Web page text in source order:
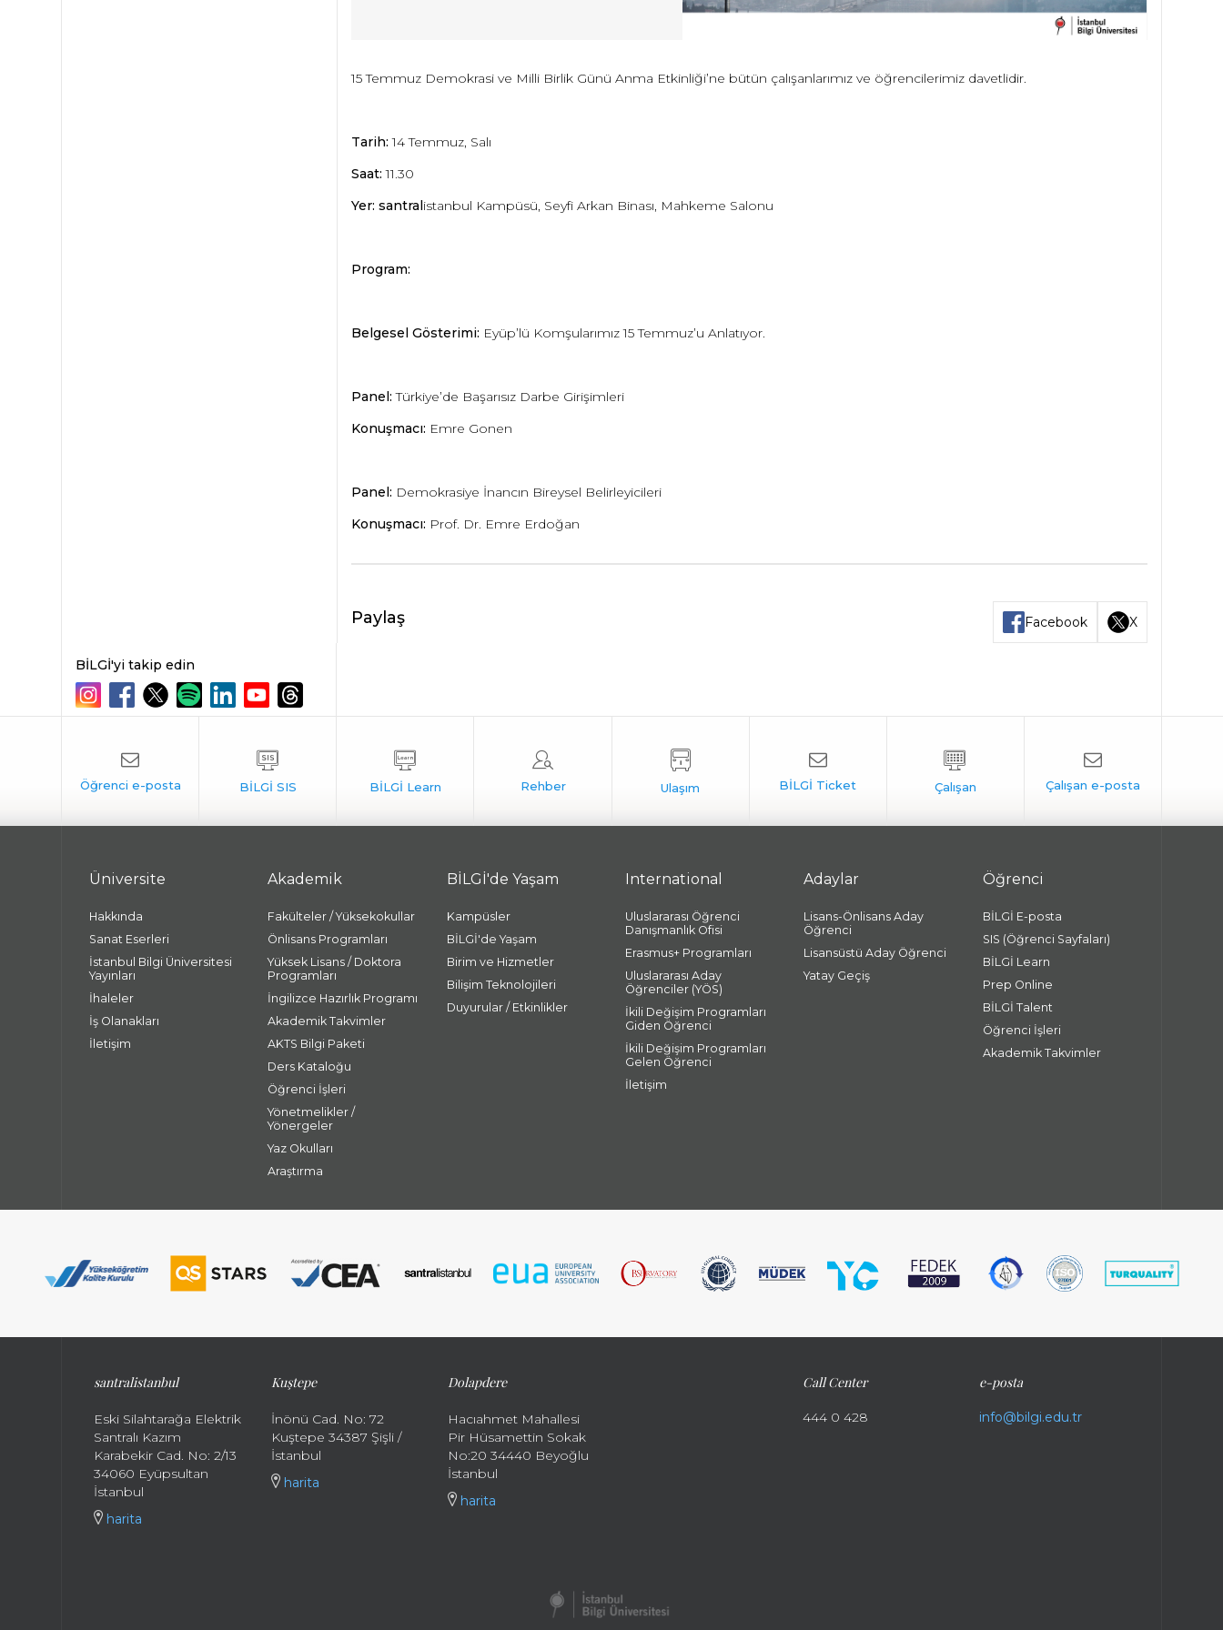
15 Temmuz Demokrasi ve Milli Birlik Günü Anma Etkinliği’ne bütün çalışanlarımız ve öğrencilerimiz davetlidir.
Tarih: 14 Temmuz, Salı
Saat: 11.30
Yer: santralistanbul Kampüsü, Seyfi Arkan Binası, Mahkeme Salonu
Program:
Belgesel Gösterimi: Eyüp’lü Komşularımız 15 Temmuz’u Anlatıyor.
Panel: Türkiye’de Başarısız Darbe Girişimleri
Konuşmacı: Emre Gonen
Panel: Demokrasiye İnancın Bireysel Belirleyicileri
Konuşmacı: Prof. Dr. Emre Erdoğan
Paylaş Facebook X
BİLGİ'yi takip edin
Üniversite
Hakkında
Sanat Eserleri
İstanbul Bilgi Üniversitesi
Yayınları
İhaleler
İş Olanakları
İletişim
Akademik
Fakülteler / Yüksekokullar
Önlisans Programları
Yüksek Lisans / Doktora
Programları
İngilizce Hazırlık Programı
Akademik Takvimler
AKTS Bilgi Paketi
Ders Kataloğu
Öğrenci İşleri
Yönetmelikler /
Yönergeler
Yaz Okulları
Araştırma
BİLGİ'de Yaşam
Kampüsler
BİLGİ'de Yaşam
Birim ve Hizmetler
Bilişim Teknolojileri
Duyurular / Etkinlikler
International
Uluslararası Öğrenci
Danışmanlık Ofisi
Erasmus+ Programları
Uluslararası Aday
Öğrenciler (YÖS)
İkili Değişim Programları
Giden Öğrenci
İkili Değişim Programları
Gelen Öğrenci
İletişim
Adaylar
Lisans-Önlisans Aday
Öğrenci
Lisansüstü Aday Öğrenci
Yatay Geçiş
Öğrenci
BİLGİ E-posta
SIS (Öğrenci Sayfaları)
BİLGİ Learn
Prep Online
BİLGİ Talent
Öğrenci İşleri
Akademik Takvimler
santralistanbul
Eski Silahtarağa Elektrik
Santralı Kazım
Karabekir Cad. No: 2/13
34060 Eyüpsultan
İstanbul
harita
Kuştepe
İnönü Cad. No: 72
Kuştepe 34387 Şişli /
İstanbul
harita
Dolapdere
Hacıahmet Mahallesi
Pir Hüsamettin Sokak
No:20 34440 Beyoğlu
İstanbul
harita
Call Center
444 0 428
e-posta
info@bilgi.edu.tr